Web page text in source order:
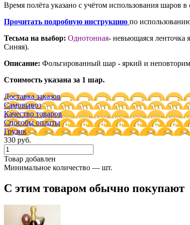
Время полёта указано с учётом использования шаров
Прочитать подробную инструкцию по
Тесьма на выбор: Однотонная- невьющаяся ленточка
Синяя).
Описание: Фольгированный шар - яркий и
Стоимость указана за 1 шар.
Доставка заказов
Самовывоз
Качество товаров
Способы оплаты
Грузик
330 руб.
Товар добавлен
Минимальное количество — шт.
С этим товаром обычно покупают